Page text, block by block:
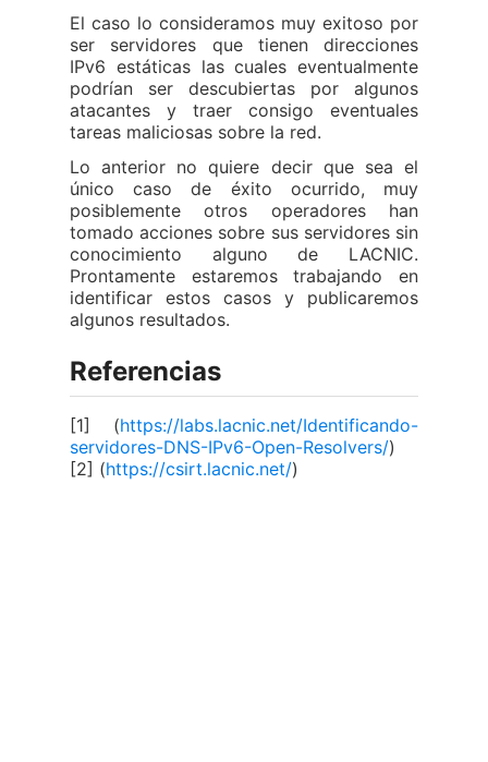
El caso lo consideramos muy exitoso por
ser servidores que tienen direcciones
IPv6 estáticas las cuales eventualmente
podrían ser descubiertas por algunos
atacantes y traer consigo eventuales
tareas maliciosas sobre la red.
Lo anterior no quiere decir que sea el
único caso de éxito ocurrido, muy
posiblemente otros operadores han
tomado acciones sobre sus servidores sin
conocimiento alguno de LACNIC.
Prontamente estaremos trabajando en
identificar estos casos y publicaremos
algunos resultados.
Referencias
[1] (https://labs.lacnic.net/Identificando-
servidores-DNS-IPv6-Open-Resolvers/)
[2] (https://csirt.lacnic.net/)